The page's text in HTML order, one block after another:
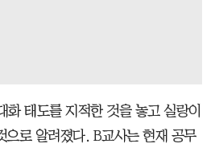
화 태도를 지적한 것을 놓고 실랑이
으로 알려졌다. B교사는 현재 공무